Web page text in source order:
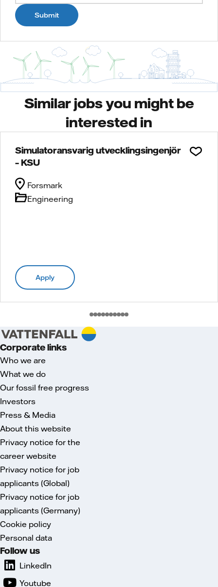
Submit
Similar jobs you might be
interested in
Simulatoransvarig utvecklingsingenjör
– KSU
Engineering
Forsmark
Apply
Corporate links
Who we are
What we do
Our fossil free progress
Investors
Press & Media
About this website
Privacy notice for the
career website
Privacy notice for job
applicants (Global)
Privacy notice for job
applicants (Germany)
Cookie policy
Personal data
Follow us
LinkedIn
Youtube